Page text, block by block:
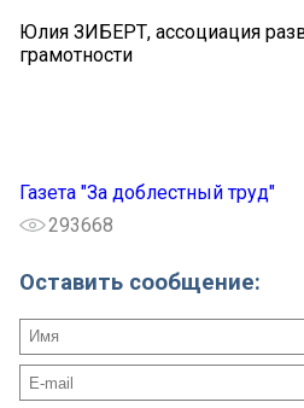
Юлия ЗИБЕРТ, ассоциация
грамотности
Газета "За доблестный труд"
293668
Оставить сообщение: